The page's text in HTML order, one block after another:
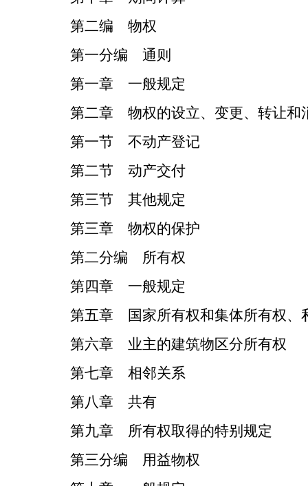
第二编 物权
第一分编 通则
第一章 一般规定
第二章 物权的设立、变更、转让和
第一节 不动产登记
第二节 动产交付
第三节 其他规定
第三章 物权的保护
第二分编 所有权
第四章 一般规定
第五章 国家所有权和集体所有权、
第六章 业主的建筑物区分所有权
第七章 相邻关系
第八章 共有
第九章 所有权取得的特别规定
第三分编 用益物权